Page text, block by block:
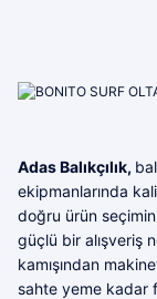
M... U... | 16/07/
Harika
Bozkurt Berkay
Adas Balıkçılık,
ekipmanlarında
doğru ürün
güçlü bir alışveriş
kamışından
sahte yeme kadar